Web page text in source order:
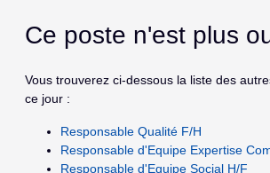
Ce poste n'est plus
Vous trouverez ci-dessous la liste des
ce jour :
Responsable Qualité F/H
Responsable d'Equipe Expertise
Responsable d'Equipe Social H/F